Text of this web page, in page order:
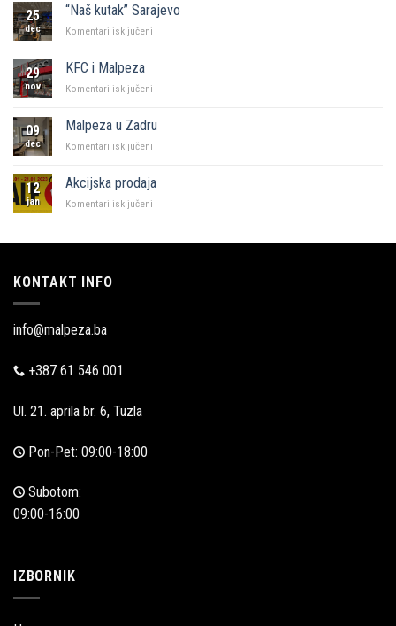
25
dec
“Naš kutak” Sarajevo
Komentari isključeni
29
nov
KFC i Malpeza
Komentari isključeni
Malpeza
09
dec
Malpeza u Zadru
Komentari isključeni
Zadru
12
jan
Akcijska prodaja
Komentari isključeni
KONTAKT INFO
info@malpeza.ba
+387 61 546 001
Ul. 21. aprila br. 6, Tuzla
Pon-Pet: 09:00-18:00
Subotom:
09:00-16:00
IZBORNIK